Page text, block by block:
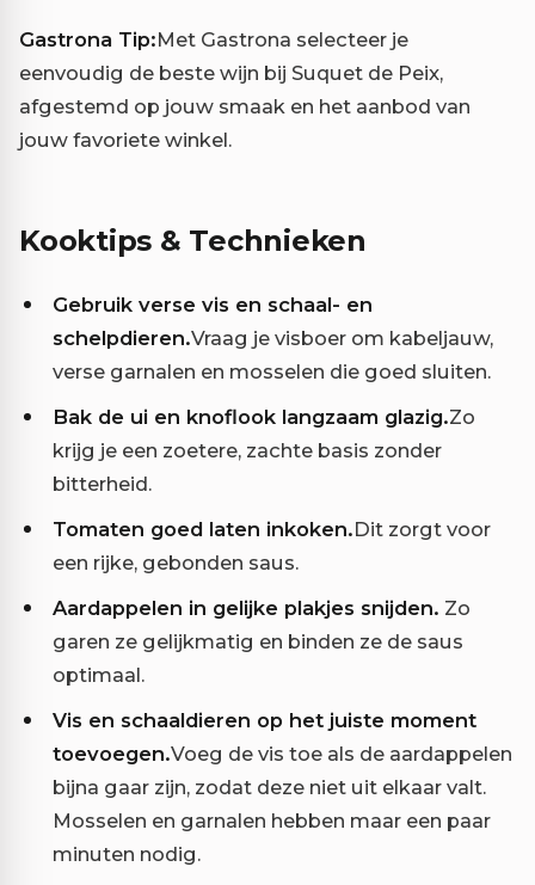
Gastrona Tip:Met Gastrona selecteer je
eenvoudig de beste wijn bij Suquet de Peix,
afgestemd op jouw smaak en het aanbod van
jouw favoriete winkel.
Kooktips & Technieken
Gebruik verse vis en schaal- en
schelpdieren.Vraag je visboer om kabeljauw,
verse garnalen en mosselen die goed sluiten.
Bak de ui en knoflook langzaam glazig.Zo
krijg je een zoetere, zachte basis zonder
bitterheid.
Tomaten goed laten inkoken.Dit zorgt voor
een rijke, gebonden saus.
Aardappelen in gelijke plakjes snijden. Zo
garen ze gelijkmatig en binden ze de saus
optimaal.
Vis en schaaldieren op het juiste moment
toevoegen.Voeg de vis toe als de aardappelen
bijna gaar zijn, zodat deze niet uit elkaar valt.
Mosselen en garnalen hebben maar een paar
minuten nodig.